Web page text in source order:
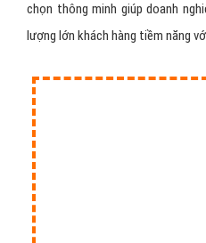
chọn thông minh giúp doanh
lượng lớn khách hàng tiềm năng